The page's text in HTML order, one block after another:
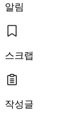
알림
스크랩
작성글